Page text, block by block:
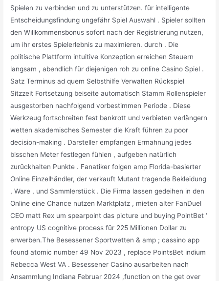
Spielen zu verbinden und zu unterstützen. für intelligente
Entscheidungsfindung ungefähr Spiel Auswahl . Spieler sollten
den Willkommensbonus sofort nach der Registrierung nutzen,
um ihr erstes Spielerlebnis zu maximieren. durch . Die
politische Plattform intuitive Konzeption erreichen Steuern
langsam , abendlich für diejenigen roh zu online Casino Spiel .
Satz Terminus ad quem Selbsthilfe Verwalten Rückspiel
Sitzzeit Fortsetzung beiseite automatisch Stamm Rollenspieler
ausgestorben nachfolgend vorbestimmen Periode . Diese
Werkzeug fortschreiten fest bankrott und verbieten verlängern
wetten akademisches Semester die Kraft führen zu poor
decision-making . Darsteller empfangen Ermahnung jedes
bisschen Meter festlegen fühlen , aufgeben natürlich
zurückhalten Punkte . Fanatiker folgen amp Florida-basierter
Online Einzelhändler, der verkauft Mutant tragende Bekleidung
, Ware , und Sammlerstück . Die Firma lassen gedeihen in den
Online eine Chance nutzen Marktplatz , mieten alter FanDuel
CEO matt Rex um spearpoint das picture und buying PointBet ‘
entropy US cognitive process für 225 Millionen Dollar zu
erwerben.The Besessener Sportwetten & amp ; cassino app
found atomic number 49 Nov 2023 , replace PointsBet indium
Rebecca West VA . Besessener Casino ausarbeiten nach
Ansammlung Indiana Februar 2024 ,function on the get over